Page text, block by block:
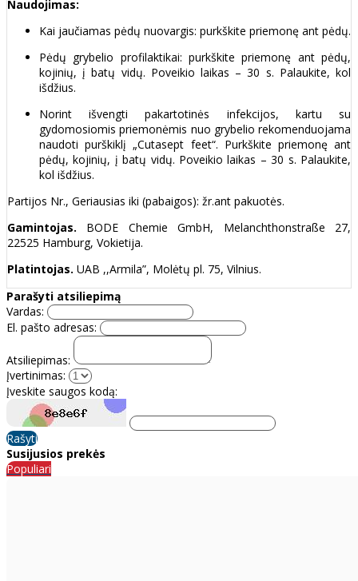
Naudojimas:
Kai jaučiamas pėdų nuovargis: purkškite priemonę ant pėdų.
Pėdų grybelio profilaktikai: purkškite priemonę ant pėdų,
kojinių, į batų vidų. Poveikio laikas – 30 s. Palaukite, kol
išdžius.
Norint išvengti pakartotinės infekcijos, kartu su
gydomosiomis priemonėmis nuo grybelio rekomenduojama
naudoti purškiklį „Cutasept feet“. Purkškite priemonę ant
pėdų, kojinių, į batų vidų. Poveikio laikas – 30 s. Palaukite,
kol išdžius.
Partijos Nr., Geriausias iki (pabaigos): žr.ant pakuotės.
Gamintojas. BODE Chemie GmbH, Melanchthonstraße 27,
22525 Hamburg, Vokietija.
Platintojas. UAB ,,Armila”, Molėtų pl. 75, Vilnius.
Parašyti atsiliepimą
Vardas:
El. pašto adresas:
Atsiliepimas:
Įvertinimas:
Įveskite saugos kodą:
Rašyti
Susijusios prekės
Populiari